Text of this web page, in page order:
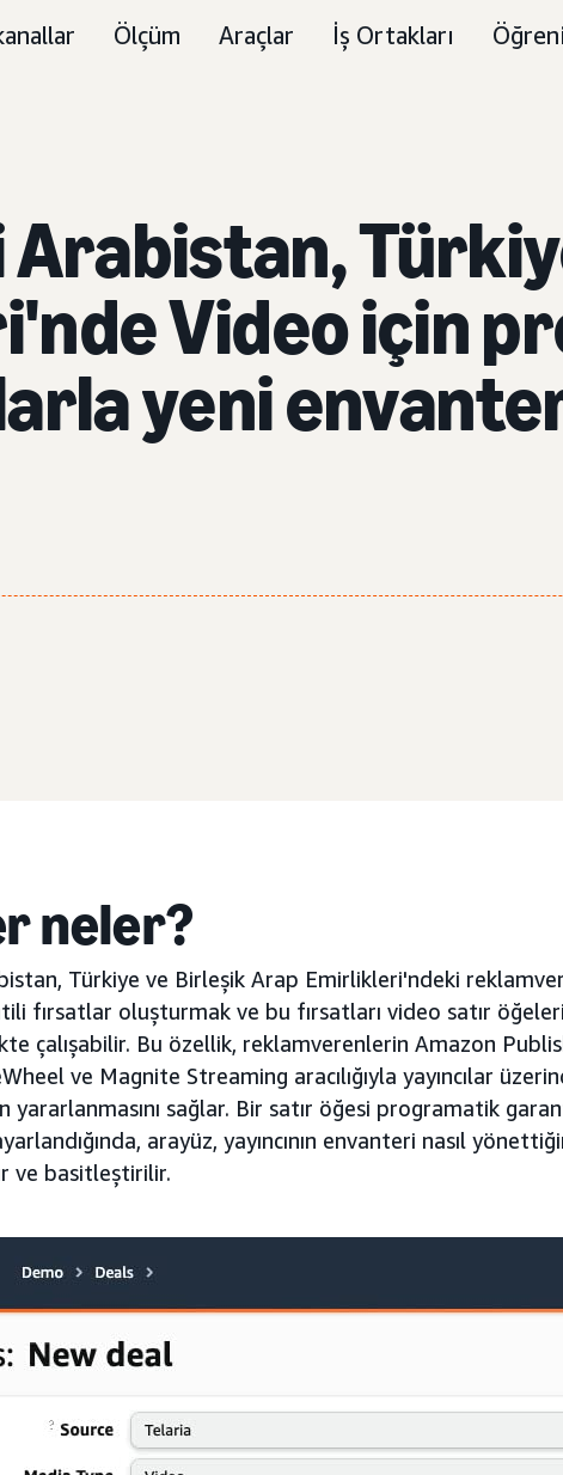
Ölçüm Araçlar İş Ortakları
Arabistan,
Video için
yeni
neler?
Türkiye ve Birleşik Arap Emirlikleri'ndeki
fırsatlar oluşturmak ve bu fırsatları video satır
çalışabilir. Bu özellik, reklamverenlerin Amazon
ve Magnite Streaming aracılığıyla yayıncılar
yararlanmasını sağlar. Bir satır öğesi programatik
arayüz, yayıncının envanteri nasıl
ve basitleştirilir.